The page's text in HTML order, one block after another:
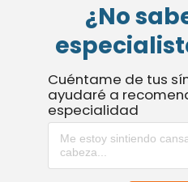
¿No
Cuéntame de tus
ayudaré a
especialidad